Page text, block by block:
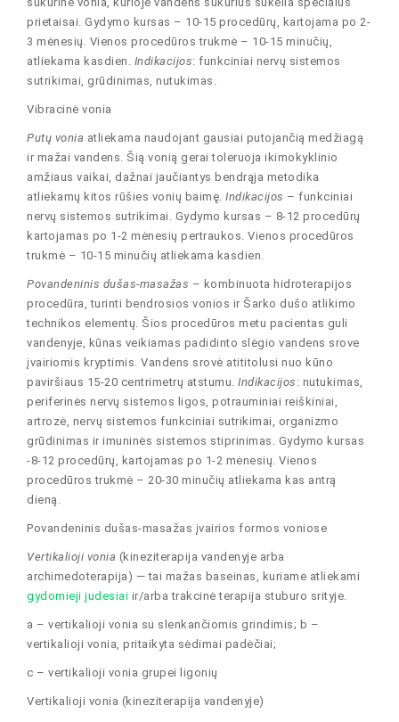
prietaisai. Gydymo kursas – 10-15 procedūrų, kartojama po 2-
3 mėnesių. Vienos procedūros trukmė – 10-15 minučių,
atliekama kasdien. Indikacijos: funkciniai nervų sistemos
sutrikimai, grūdinimas, nutukimas.
Vibracinė vonia
Putų vonia atliekama naudojant gausiai putojančią medžiagą
ir mažai vandens. Šią vonią gerai toleruoja ikimokyklinio
amžiaus vaikai, dažnai jaučiantys bendrąja metodika
atliekamų kitos rūšies vonių baimę. Indikacijos – funkciniai
nervų sistemos sutrikimai. Gydymo kursas – 8-12 procedūrų
kartojamas po 1-2 mėnesių pertraukos. Vienos procedūros
trukmė – 10-15 minučių atliekama kasdien.
Povandeninis dušas-masažas – kombinuota hidroterapijos
procedūra, turinti bendrosios vonios ir Šarko dušo atlikimo
technikos elementų. Šios procedūros metu pacientas guli
vandenyje, kūnas veikiamas padidinto slėgio vandens srove
įvairiomis kryptimis. Vandens srovė atititolusi nuo kūno
paviršiaus 15-20 centrimetrų atstumu. Indikacijos : nutukimas,
periferinės nervų sistemos ligos, potrauminiai reiškiniai,
artrozė, nervų sistemos funkciniai sutrikimai, organizmo
grūdinimas ir imuninės sistemos stiprinimas. Gydymo kursas
-8-12 procedūrų, kartojamas po 1-2 mėnesių. Vienos
procedūros trukmė – 20-30 minučių atliekama kas antrą
dieną.
Povandeninis dušas-masažas įvairios formos voniose
Vertikalioji vonia (kineziterapija vandenyje arba
archimedoterapija) — tai mažas baseinas, kuriame atliekami
gydomieji judesiai ir/arba trakcinė terapija stuburo srityje.
a – vertikalioji vonia su slenkančiomis grindimis; b –
vertikalioji vonia, pritaikyta sėdimai padėčiai;
c – vertikalioji vonia grupei ligonių
Vertikalioji vonia (kineziterapija vandenyje)